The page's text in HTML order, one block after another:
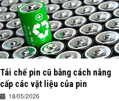
Tái chế pin cũ bằng cách nâng
cấp các vật liệu của pin
18/05/2026